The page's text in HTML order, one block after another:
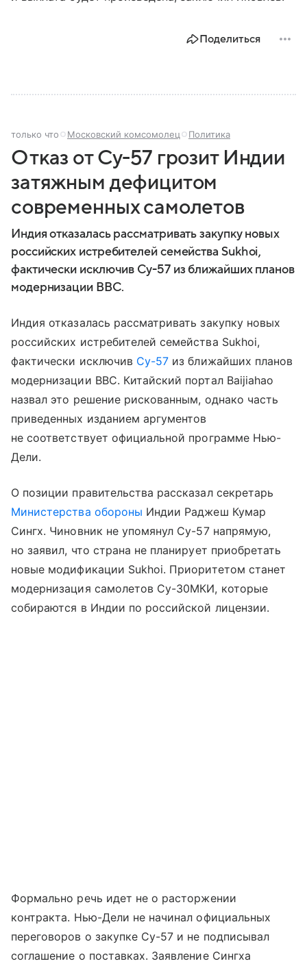
Поделиться
только что Московский комсомолец Политика
Отказ от Су-57 грозит Индии
затяжным дефицитом
современных самолетов
Индия отказалась рассматривать закупку новых
российских истребителей семейства Sukhoi,
фактически исключив Су-57 из ближайших планов
модернизации ВВС.
Индия отказалась рассматривать закупку новых
российских истребителей семейства Sukhoi,
фактически исключив Су-57 из ближайших планов
модернизации ВВС. Китайский портал Baijiahao
назвал это решение рискованным, однако часть
приведенных изданием аргументов
не соответствует официальной программе Нью-
Дели.
О позиции правительства рассказал секретарь
Министерства обороны Индии Раджеш Кумар
Сингх. Чиновник не упомянул Су-57 напрямую,
но заявил, что страна не планирует приобретать
новые модификации Sukhoi. Приоритетом станет
модернизация самолетов Су-30МКИ, которые
собираются в Индии по российской лицензии.
Формально речь идет не о расторжении
контракта. Нью-Дели не начинал официальных
переговоров о закупке Су-57 и не подписывал
соглашение о поставках. Заявление Сингха